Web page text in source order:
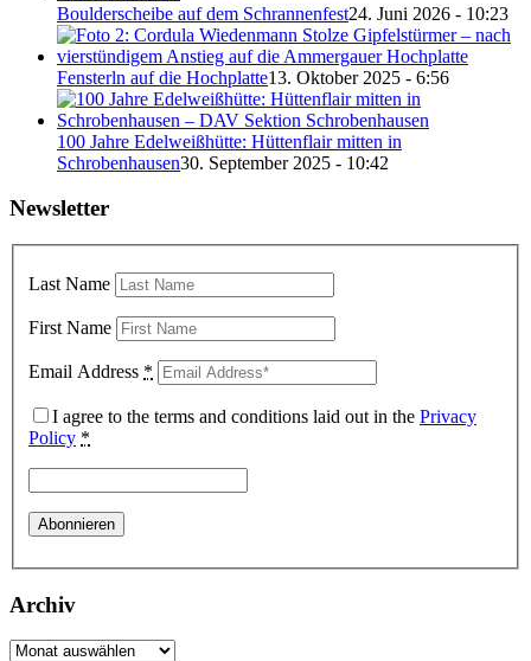
Boulderscheibe auf dem Schrannenfest24. Juni 2026 - 10:23
Fensterln auf die Hochplatte13. Oktober 2025 - 6:56
100 Jahre Edelweißhütte: Hüttenflair mitten in
Schrobenhausen30. September 2025 - 10:42
Newsletter
Last Name
First Name
Email Address *
I agree to the terms and conditions laid out in the Privacy
Policy *
Archiv
Archiv